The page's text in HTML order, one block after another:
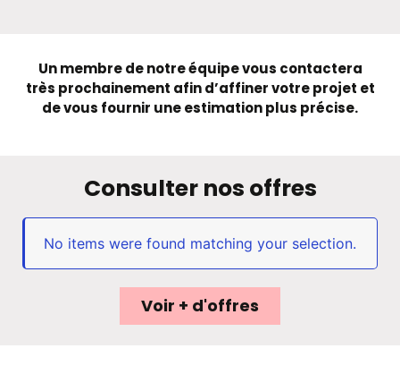
Un membre de notre équipe vous contactera
très prochainement afin d’affiner votre projet et
de vous fournir une estimation plus précise.
Consulter nos offres
No items were found matching your selection.
Voir + d'offres